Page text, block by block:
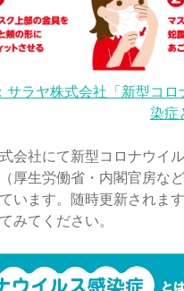
サラヤ株式会社「新型コロ
染症
会社にて新型コロナウイ
厚生労働省・内閣官房な
います。随時更新されま
みてください。